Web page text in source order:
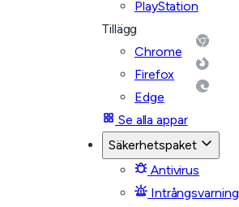
PlayStation
Tillägg
Chrome
Firefox
Edge
Se alla appar
Säkerhetspaket
Antivirus
Intrångsvarning